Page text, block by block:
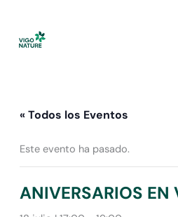
contenido
« Todos los Eventos
Este evento ha pasado.
ANIVERSARIOS EN